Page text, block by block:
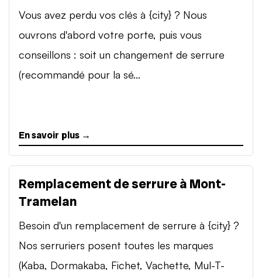
Vous avez perdu vos clés à {city} ? Nous
ouvrons d'abord votre porte, puis vous
conseillons : soit un changement de serrure
(recommandé pour la sé...
En savoir plus →
Remplacement de serrure à Mont-
Tramelan
Besoin d'un remplacement de serrure à {city} ?
Nos serruriers posent toutes les marques
(Kaba, Dormakaba, Fichet, Vachette, Mul-T-